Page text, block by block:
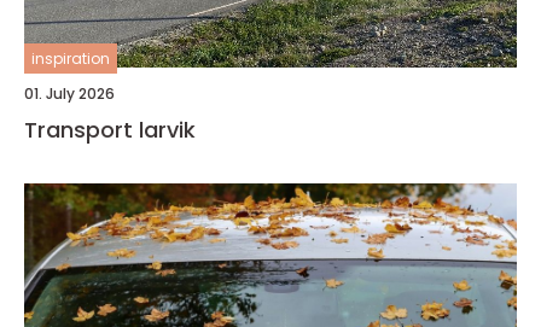
inspiration
01. July 2026
Transport larvik